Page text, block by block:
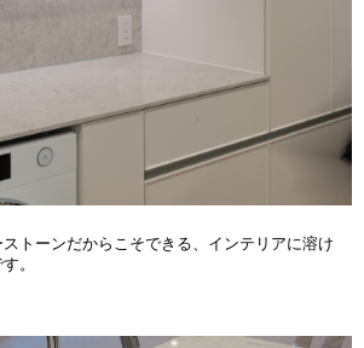
トーンだからこそできる、インテリアに溶け
。